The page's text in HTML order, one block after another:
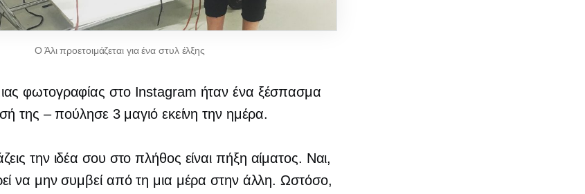
Ο Άλι προετοιμάζεται για ένα στυλ έλξης
φωτογραφίας στο Instagram ήταν ένα ξέσπασμα
της – πούλησε 3 μαγιό εκείνη την ημέρα.
την ιδέα σου στο πλήθος είναι πήξη αίματος. Ναι,
να μην συμβεί από τη μια μέρα στην άλλη. Ωστόσο,